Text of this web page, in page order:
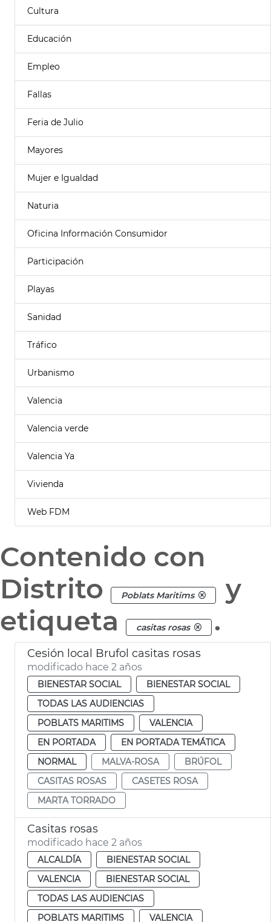
Cultura
Educación
Empleo
Fallas
Feria de Julio
Mayores
Mujer e Igualdad
Naturia
Oficina Información Consumidor
Participación
Playas
Sanidad
Tráfico
Urbanismo
Valencia
Valencia verde
Valencia Ya
Vivienda
Web FDM
Contenido con
Distrito
Poblats Maritims
y
etiqueta
casitas rosas .
Cesión local Brufol casitas rosas
modificado hace 2 años
BIENESTAR SOCIAL
BIENESTAR SOCIAL
TODAS LAS AUDIENCIAS
POBLATS MARITIMS
VALENCIA
EN PORTADA
EN PORTADA TEMÁTICA
NORMAL
MALVA-ROSA
BRÚFOL
CASITAS ROSAS
CASETES ROSA
MARTA TORRADO
Casitas rosas
modificado hace 2 años
ALCALDÍA
BIENESTAR SOCIAL
VALENCIA
BIENESTAR SOCIAL
TODAS LAS AUDIENCIAS
POBLATS MARITIMS
VALENCIA